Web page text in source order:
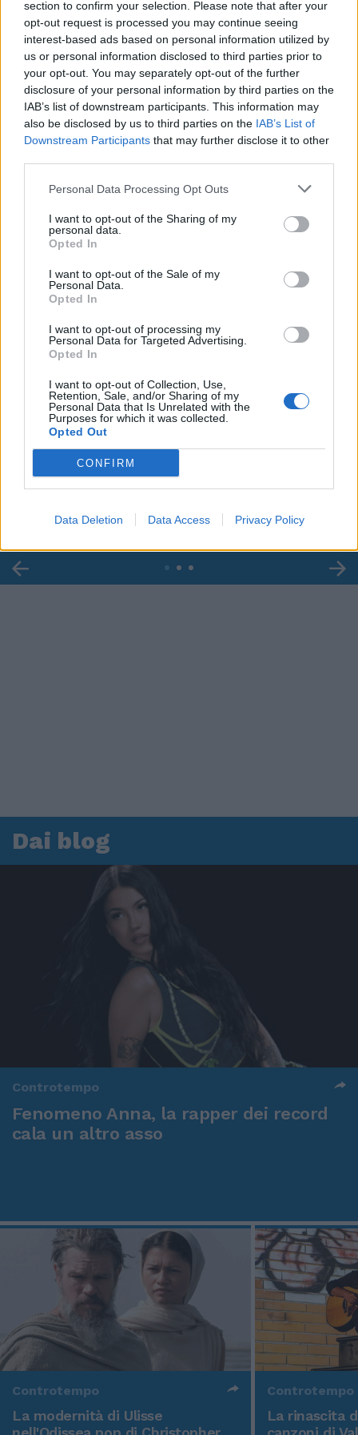
section to confirm your selection. Please note that after your
opt-out request is processed you may continue seeing
interest-based ads based on personal information utilized by
us or personal information disclosed to third parties prior to
your opt-out. You may separately opt-out of the further
disclosure of your personal information by third parties on the
IAB’s list of downstream participants. This information may
also be disclosed by us to third parties on the IAB’s List of
Downstream Participants that may further disclose it to other
Personal Data Processing Opt Outs
I want to opt-out of the Sharing of my
personal data.
Opted In
I want to opt-out of the Sale of my
Personal Data.
Opted In
I want to opt-out of processing my
Personal Data for Targeted Advertising.
Opted In
I want to opt-out of Collection, Use,
Retention, Sale, and/or Sharing of my
Personal Data that Is Unrelated with the
Purposes for which it was collected.
Opted Out
CONFIRM
Data Deletion Data Access Privacy Policy
00:00
Leonardo Maria Del Vecchio dall'ex compagna
Dai blog
Controtempo
Fenomeno Anna, la rapper dei record
cala un altro asso
Controtempo
La modernità di Ulisse
Controtempo
La rinascita